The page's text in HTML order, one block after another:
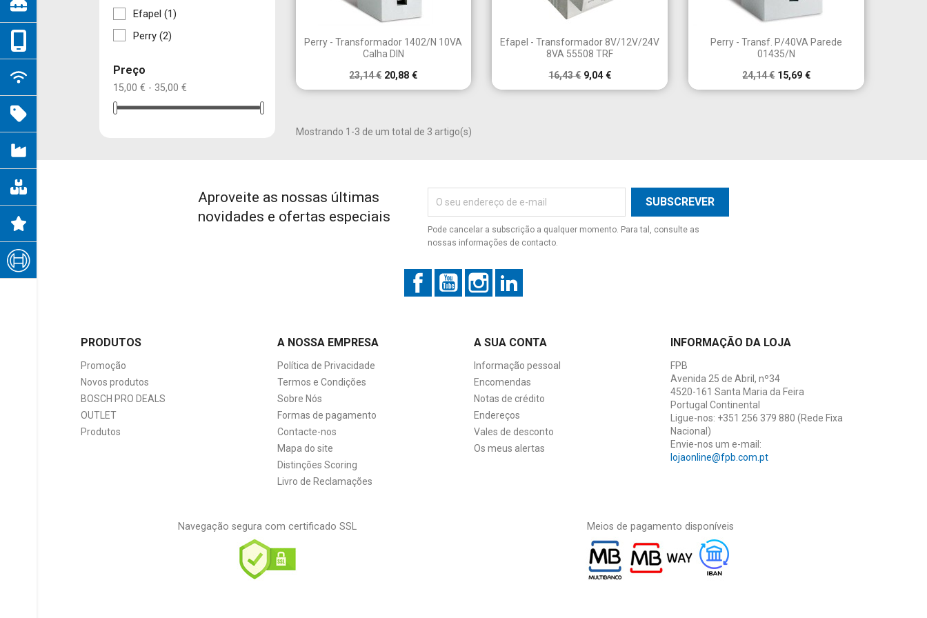
Criar nova lista
Cancelar Criar lista de desejos
((cancelText)) ((modalDeleteText))
Efapel (1)
Perry (2)
Preço
15,00 € - 35,00 €
Vista rápida
Perry - Transformador 1402/N 10VA
Calha DIN
23,14 € 20,88 €
Vista rápida
Efapel - Transformador 8V/12V/24V
8VA 55508 TRF
16,43 € 9,04 €
Vista rápida
Perry - Transf. P/40VA Parede
01435/N
24,14 € 15,69 €
Mostrando 1-3 de um total de 3 artigo(s)
Aproveite as nossas últimas
novidades e ofertas especiais
Pode cancelar a subscrição a qualquer momento. Para tal, consulte as
nossas informações de contacto.
FacebookYouTubeInstagram
PRODUTOS
Promoção
Novos produtos
BOSCH PRO DEALS
OUTLET
Produtos
A NOSSA EMPRESA
Política de Privacidade
Termos e Condições
Sobre Nós
Formas de pagamento
Contacte-nos
Mapa do site
Distinções Scoring
Livro de Reclamações
A SUA CONTA
Informação pessoal
Encomendas
Notas de crédito
Endereços
Vales de desconto
Os meus alertas
INFORMAÇÃO DA LOJA
FPB
Avenida 25 de Abril, nº34
4520-161 Santa Maria da Feira
Portugal Continental
Ligue-nos: +351 256 379 880 (Rede Fixa
Nacional)
Envie-nos um e-mail:
lojaonline@fpb.com.pt
Navegação segura com certificado SSL Meios de pagamento disponíveis